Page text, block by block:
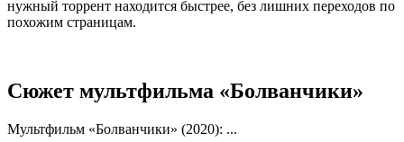
нужный торрент находится быстрее, без лишних переходов по
похожим страницам.
Сюжет мультфильма «Болванчики»
Мультфильм «Болванчики» (2020): ...